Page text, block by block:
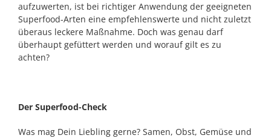
aufzuwerten, ist bei richtiger Anwendung der geeigneten
Superfood-Arten eine empfehlenswerte und nicht zuletzt
überaus leckere Maßnahme. Doch was genau darf
überhaupt gefüttert werden und worauf gilt es zu
achten?
Der Superfood-Check
Was mag Dein Liebling gerne? Samen, Obst, Gemüse und